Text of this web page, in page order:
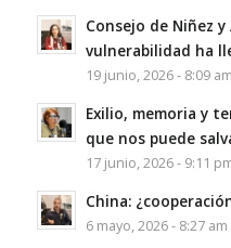
Consejo de Niñez y
vulnerabilidad ha
19 junio, 2026 - 8:09 am
Exilio, memoria y
que nos puede
17 junio, 2026 - 9:11
China:
6 mayo, 2026 - 8:27 am